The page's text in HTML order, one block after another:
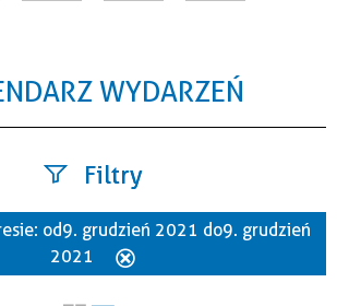
WYDARZEŃ
Filtry
od 9. grudzień 2021 do 9. grudzień
2021